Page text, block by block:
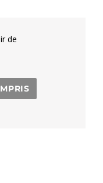
de